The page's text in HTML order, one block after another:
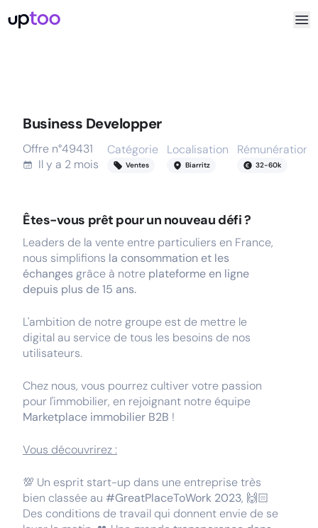
Business Developper
Offre n°49431
Il y a 2 mois
Catégorie
Ventes
Localisation
Biarritz
Rémunération
32-60k
Êtes-vous prêt pour un nouveau défi ?
Leaders de la vente entre particuliers en France,
nous simplifions la consommation et les
échanges grâce à notre plateforme en ligne
depuis plus de 15 ans.
L'ambition de notre groupe est de mettre le
digital au service de tous les besoins de nos
utilisateurs.
Chez nous, vous pourrez cultiver votre passion
pour l'immobilier, en rejoignant notre équipe
Marketplace immobilier B2B !
Vous découvrirez :
💯 Un esprit start-up dans une entreprise très
bien classée au #GreatPlaceToWork 2023, 🙌🏻
Des conditions de travail qui donnent envie de se